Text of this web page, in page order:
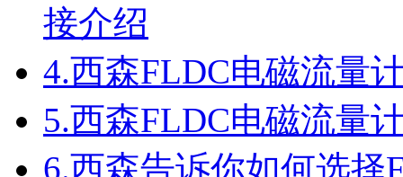
接介绍
4.西森FLDC电磁流量
5.西森FLDC电磁流量
6.西森告诉你如何选择